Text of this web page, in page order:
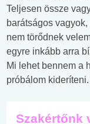
Teljesen össze
barátságos
nem törődnek
egyre inkább arra
Mi lehet bennem a
próbálom
Szakértőnk